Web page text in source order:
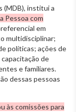
(MDB), institui a
Pessoa com
em
multidisciplinar;
políticas; ações de
de
e familiares.
dessas pessoas
às comissões para